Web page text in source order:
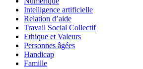
Intelligence artificielle
Relation d’aide
Travail Social Collectif
Ethique et Valeurs
Personnes âgées
Handicap
Famille